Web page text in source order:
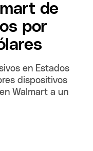
de
por
en Estados
dispositivos
Walmart a un